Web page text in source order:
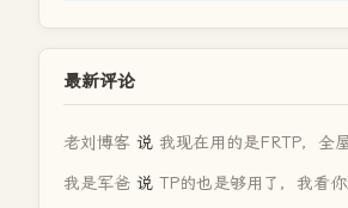
最新评论
老刘博客 说 我现在用的是FRTP，全
我是军爸 说 TP的也是够用了，我看